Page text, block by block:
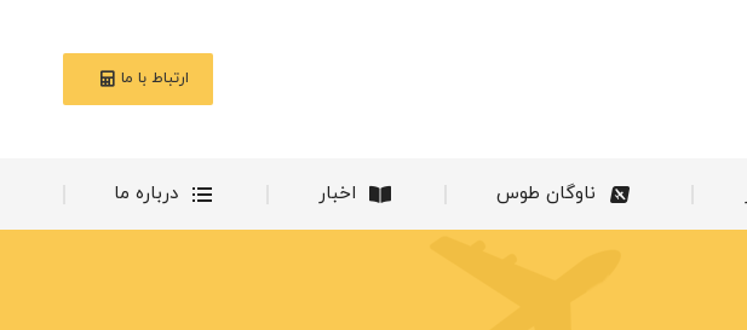
ارتباط با ما
ناوگان طوس اخبار درباره ما